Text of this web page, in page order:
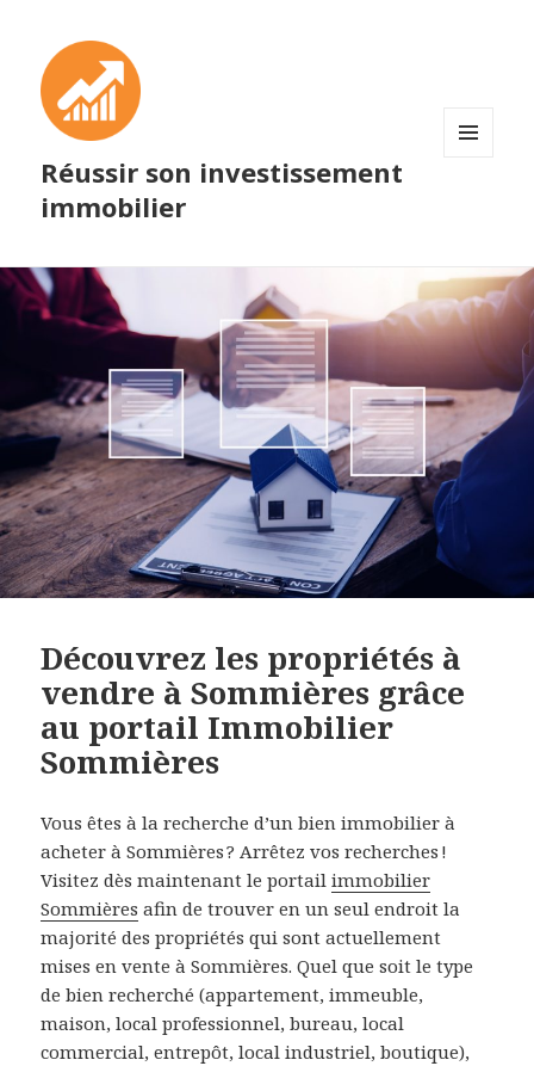
Réussir son investissement
immobilier
Découvrez les propriétés à
vendre à Sommières grâce
au portail Immobilier
Sommières
Vous êtes à la recherche d’un bien immobilier à
acheter à Sommières ? Arrêtez vos recherches !
Visitez dès maintenant le portailimmobilier
Sommières afin de trouver en un seul endroit la
majorité des propriétés qui sont actuellement
mises en vente à Sommières. Quel que soit le type
de bien recherché (appartement, immeuble,
maison, local professionnel, bureau, local
commercial, entrepôt, local industriel, boutique),